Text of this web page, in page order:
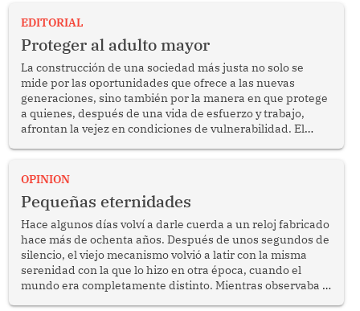
EDITORIAL
Proteger al adulto mayor
La construcción de una sociedad más justa no solo se
mide por las oportunidades que ofrece a las nuevas
generaciones, sino también por la manera en que protege
a quienes, después de una vida de esfuerzo y trabajo,
afrontan la vejez en condiciones de vulnerabilidad. El
bimestrales el subsidio que reciben los beneficiarios del
reflexionar sobre la importancia de fortalecer las políticas
públicas dirigidas a los adultos mayores en pobreza.
OPINION
Pequeñas eternidades
Hace algunos días volví a darle cuerda a un reloj fabricado
hace más de ochenta años. Después de unos segundos de
silencio, el viejo mecanismo volvió a latir con la misma
serenidad con la que lo hizo en otra época, cuando el
mundo era completamente distinto. Mientras observaba el